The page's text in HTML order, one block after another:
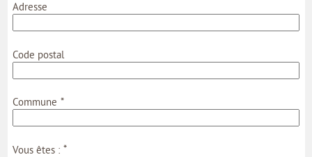
Adresse
Code postal
Commune *
Vous êtes : *